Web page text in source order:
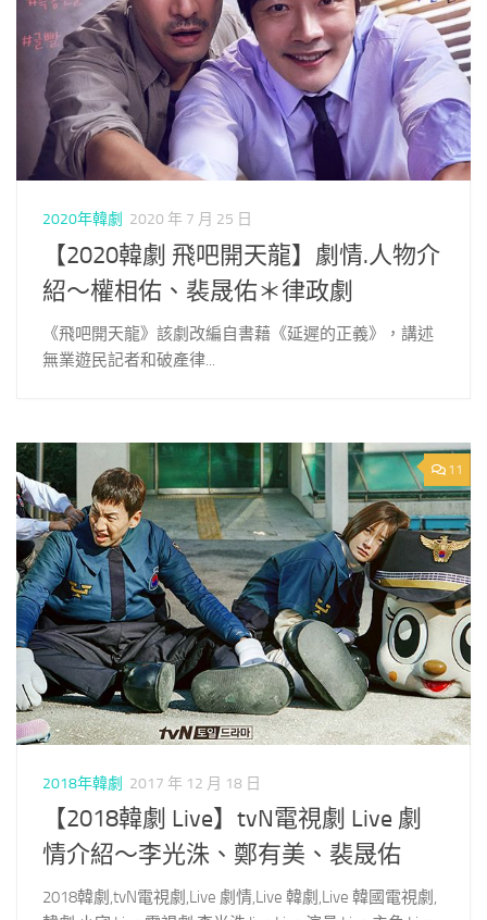
2020年韓劇 2020 年 7 月 25 日
【2020韓劇 飛吧開天龍】劇情.人物介
紹～權相佑、裴晟佑＊律政劇
《飛吧開天龍》該劇改編自書藉《延遲的正義》，講述
無業遊民記者和破產律...
11
2018年韓劇 2017 年 12 月 18 日
【2018韓劇 Live】tvN電視劇 Live 劇
情介紹～李光洙、鄭有美、裴晟佑
2018韓劇,tvN電視劇,Live 劇情,Live 韓劇,Live 韓國電視劇,